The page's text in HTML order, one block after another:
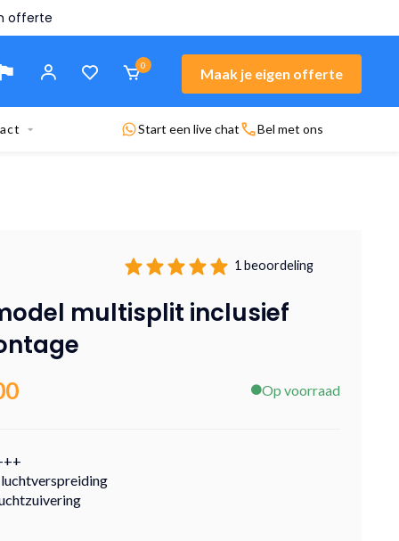
offerte
0 Maak je eigen offerte
Start een live chat Bel met ons
1 beoordeling
multisplit inclusief
Op voorraad